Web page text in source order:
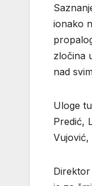
ionako
zločina
nad
Uloge
Predić,
Vujović,